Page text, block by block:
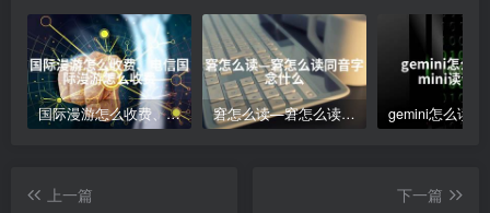
国际漫游怎么收费、电信国际漫游怎么收费 窘怎么读—窘怎么读同音字念什么
上一篇
下一篇